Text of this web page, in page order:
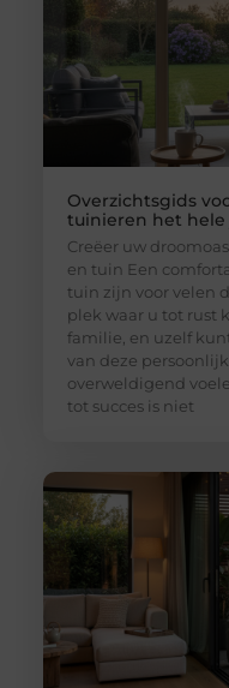
Overzichtsgids
tuinieren het hele
Creëer uw
en tuin Een
tuin zijn voor velen
plek waar u tot rust
familie, en uzelf
van deze
overweldigend
tot succes is niet